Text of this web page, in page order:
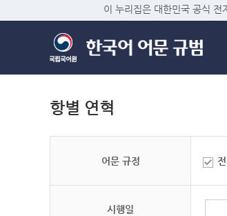
이 누리집은 대한민국 공식 전
항별 연혁
어문 규정 전
시행일